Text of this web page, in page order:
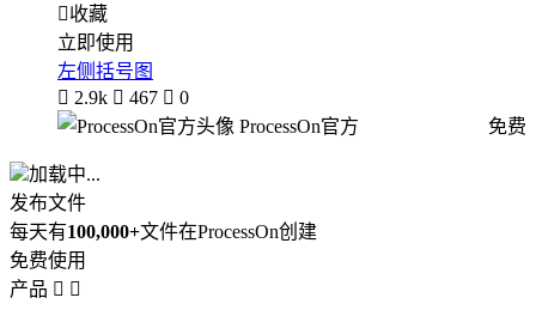
收藏
立即使用
左侧括号图
 2.9k  467  0
ProcessOn官方
免费
加载中...
发布文件
每天有100,000+文件在ProcessOn创建
免费使用
产品  